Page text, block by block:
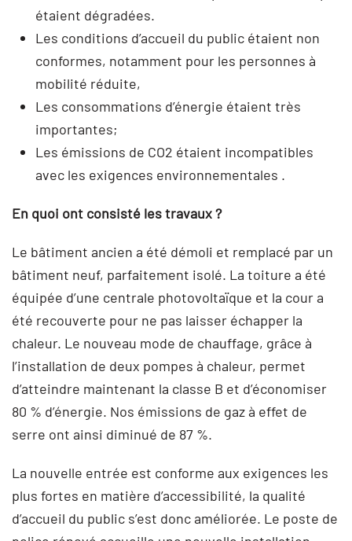
étaient dégradées.
Les conditions d’accueil du public étaient non
conformes, notamment pour les personnes à
mobilité réduite,
Les consommations d’énergie étaient très
importantes;
Les émissions de CO2 étaient incompatibles
avec les exigences environnementales .
En quoi ont consisté les travaux ?
Le bâtiment ancien a été démoli et remplacé par un
bâtiment neuf, parfaitement isolé. La toiture a été
équipée d’une centrale photovoltaïque et la cour a
été recouverte pour ne pas laisser échapper la
chaleur. Le nouveau mode de chauffage, grâce à
l’installation de deux pompes à chaleur, permet
d’atteindre maintenant la classe B et d’économiser
80 % d’énergie. Nos émissions de gaz à effet de
serre ont ainsi diminué de 87 %.
La nouvelle entrée est conforme aux exigences les
plus fortes en matière d’accessibilité, la qualité
d’accueil du public s’est donc améliorée. Le poste de